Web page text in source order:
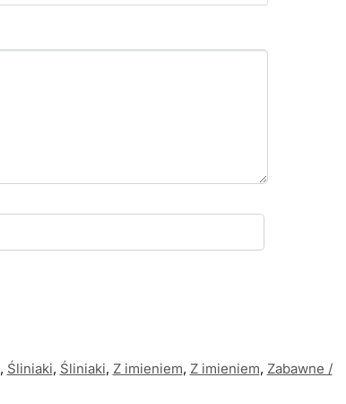
, Śliniaki, Śliniaki, Z imieniem, Z imieniem, Zabawne /